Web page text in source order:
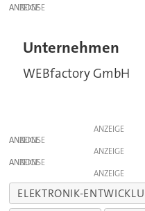
ANZEIGE
Unternehmen
WEBfactory GmbH
ANZEIGE
ANZEIGE
ANZEIGE
ANZEIGE
ANZEIGE
ELEKTRONIK-